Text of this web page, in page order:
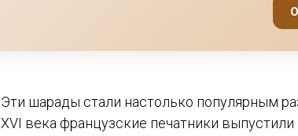
Эти шарады стали настолько популярным
XVI века французские печатники